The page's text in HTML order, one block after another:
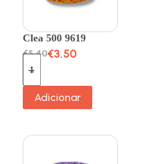
Clea 500 9619
€5.40€3.50
Adicionar